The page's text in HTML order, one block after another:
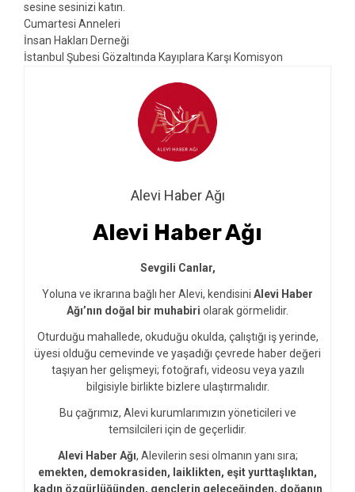
sesine sesinizi katın.
Cumartesi Anneleri
İnsan Hakları Derneği
İstanbul Şubesi Gözaltında Kayıplara Karşı Komisyon
Alevi Haber Ağı
Alevi Haber Ağı
Sevgili Canlar,
Yoluna ve ikrarına bağlı her Alevi, kendisini Alevi Haber
Ağı’nın doğal bir muhabiri olarak görmelidir.
Oturduğu mahallede, okuduğu okulda, çalıştığı iş yerinde,
üyesi olduğu cemevinde ve yaşadığı çevrede haber değeri
taşıyan her gelişmeyi; fotoğrafı, videosu veya yazılı
bilgisiyle birlikte bizlere ulaştırmalıdır.
Bu çağrımız, Alevi kurumlarımızın yöneticileri ve
temsilcileri için de geçerlidir.
Alevi Haber Ağı, Alevilerin sesi olmanın yanı sıra;
emekten, demokrasiden, laiklikten, eşit yurttaşlıktan,
kadın özgürlüğünden, gençlerin geleceğinden, doğanın